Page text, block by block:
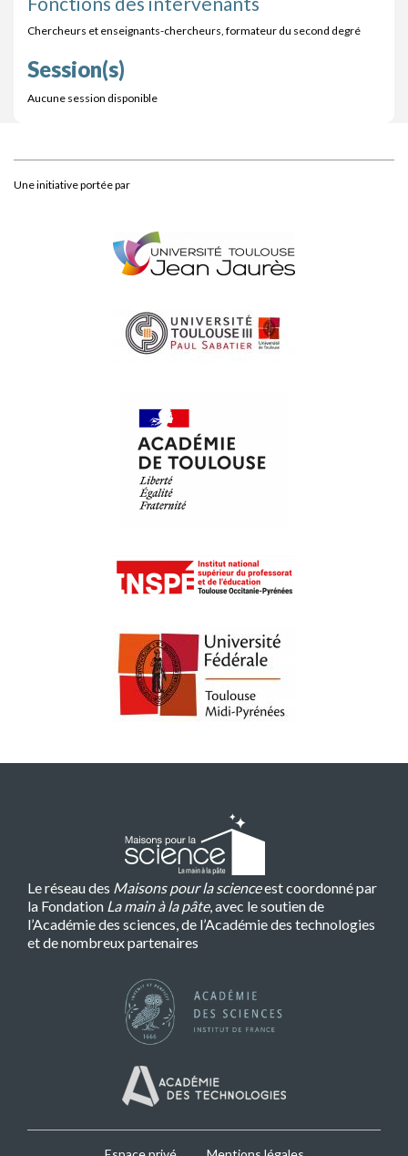
Chercheurs et enseignants-chercheurs, formateur du second degré
Session(s)
Aucune session disponible
Une initiative portée par
Le réseau des Maisons pour la scienceest coordonné par
la Fondation La main à la pâte, avec le soutien de
l’Académie des sciences, de l’Académie des technologies
et de nombreux partenaires